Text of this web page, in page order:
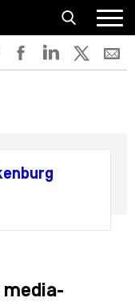
knoppen op reissites
media-